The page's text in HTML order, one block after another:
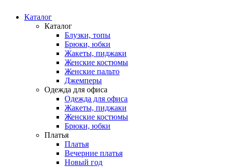
Каталог
Каталог
Блузки, топы
Брюки, юбки
Жакеты, пиджаки
Женские костюмы
Женские пальто
Джемперы
Одежда для офиса
Одежда для офиса
Жакеты, пиджаки
Женские костюмы
Брюки, юбки
Платья
Платья
Вечерние платья
Новый год